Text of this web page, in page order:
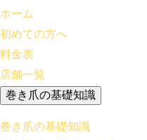
ホーム
初めての方へ
料金表
店舗一覧
巻き爪の基礎知識
巻き爪の基礎知識